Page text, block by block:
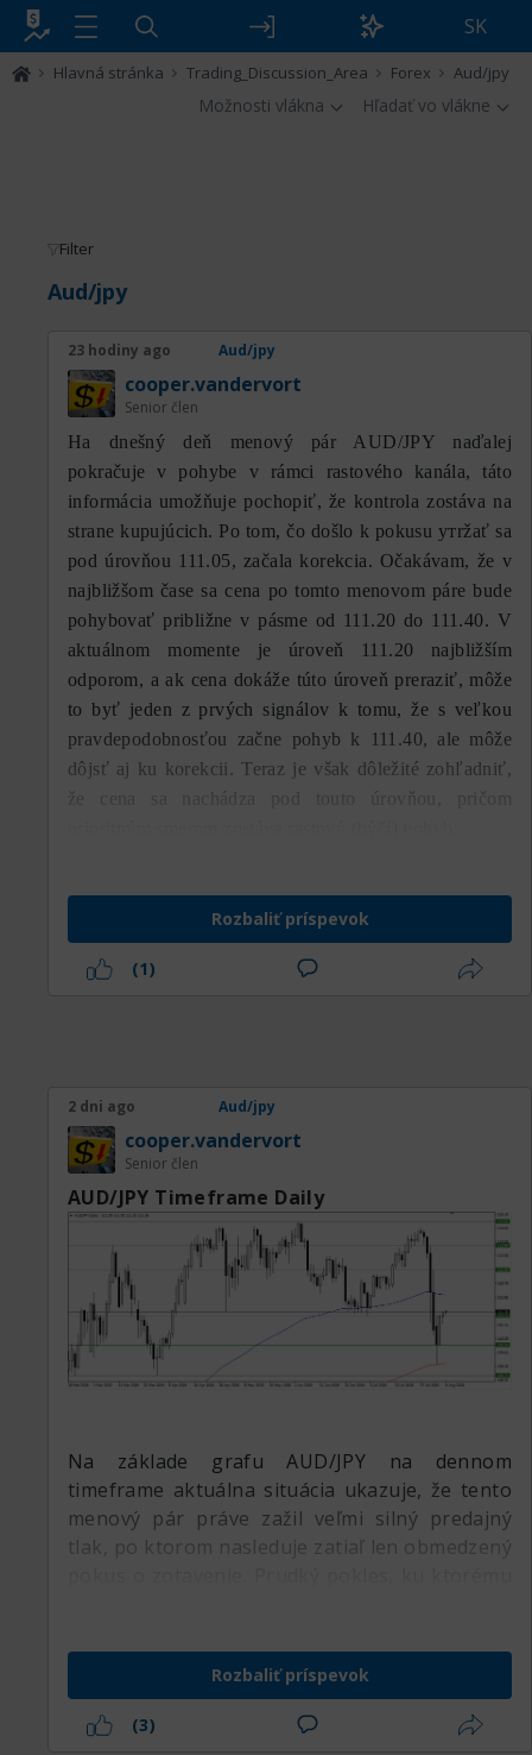
SK
Hlavná stránka Trading_Discussion_Area Forex Aud/jpy
Možnosti vlákna Hľadať vo vlákne
Filter
Aud/jpy
23 hodiny ago Aud/jpy
cooper.vandervort
Senior člen
На dnešný deň menový pár AUD/JPY naďalej
pokračuje v pohybe v rámci rastového kanála, táto
informácia umožňuje pochopiť, že kontrola zostáva na
strane kupujúcich. Po tom, čo došlo k pokusu утržať sa
pod úrovňou 111.05, začala korekcia. Očakávam, že v
najbližšom čase sa cena po tomto menovom páre bude
pohybovať približne v pásme od 111.20 do 111.40. V
aktuálnom momente je úroveň 111.20 najbližším
odporom, a ak cena dokáže túto úroveň preraziť, môže
to byť jeden z prvých signálov k tomu, že s veľkou
pravdepodobnosťou začne pohyb k 111.40, ale môže
dôjsť aj ku korekcii. Teraz je však dôležité zohľadniť,
že cena sa nachádza pod touto úrovňou, pričom
Rozbaliť príspevok
(1)
2 dni ago Aud/jpy
cooper.vandervort
Senior člen
AUD/JPY Timeframe Daily
Na základe grafu AUD/JPY na dennom
timeframe aktuálna situácia ukazuje, že tento
menový pár práve zažil veľmi silný predajný
tlak, po ktorom nasleduje zatiaľ len obmedzený
pomerne hlbokú korekčnú fázu. Hoci po
dotyku najnižšej úrovne došlo k odrazu,
aktuálna cena sa stále nachádza pod Moving
Rozbaliť príspevok
(3)